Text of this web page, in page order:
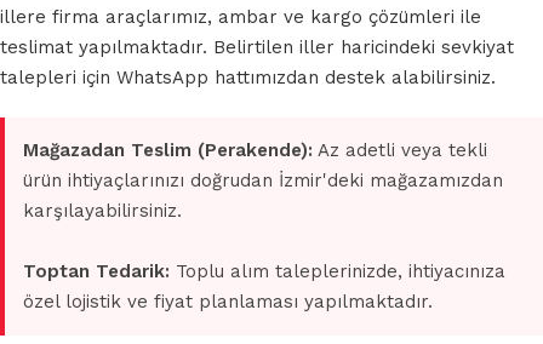
illere firma araçlarımız, ambar ve kargo çözümleri ile
teslimat yapılmaktadır. Belirtilen iller haricindeki sevkiyat
talepleri için WhatsApp hattımızdan destek alabilirsiniz.
Mağazadan Teslim (Perakende): Az adetli veya tekli
ürün ihtiyaçlarınızı doğrudan İzmir'deki mağazamızdan
karşılayabilirsiniz.
Toptan Tedarik: Toplu alım taleplerinizde, ihtiyacınıza
özel lojistik ve fiyat planlaması yapılmaktadır.